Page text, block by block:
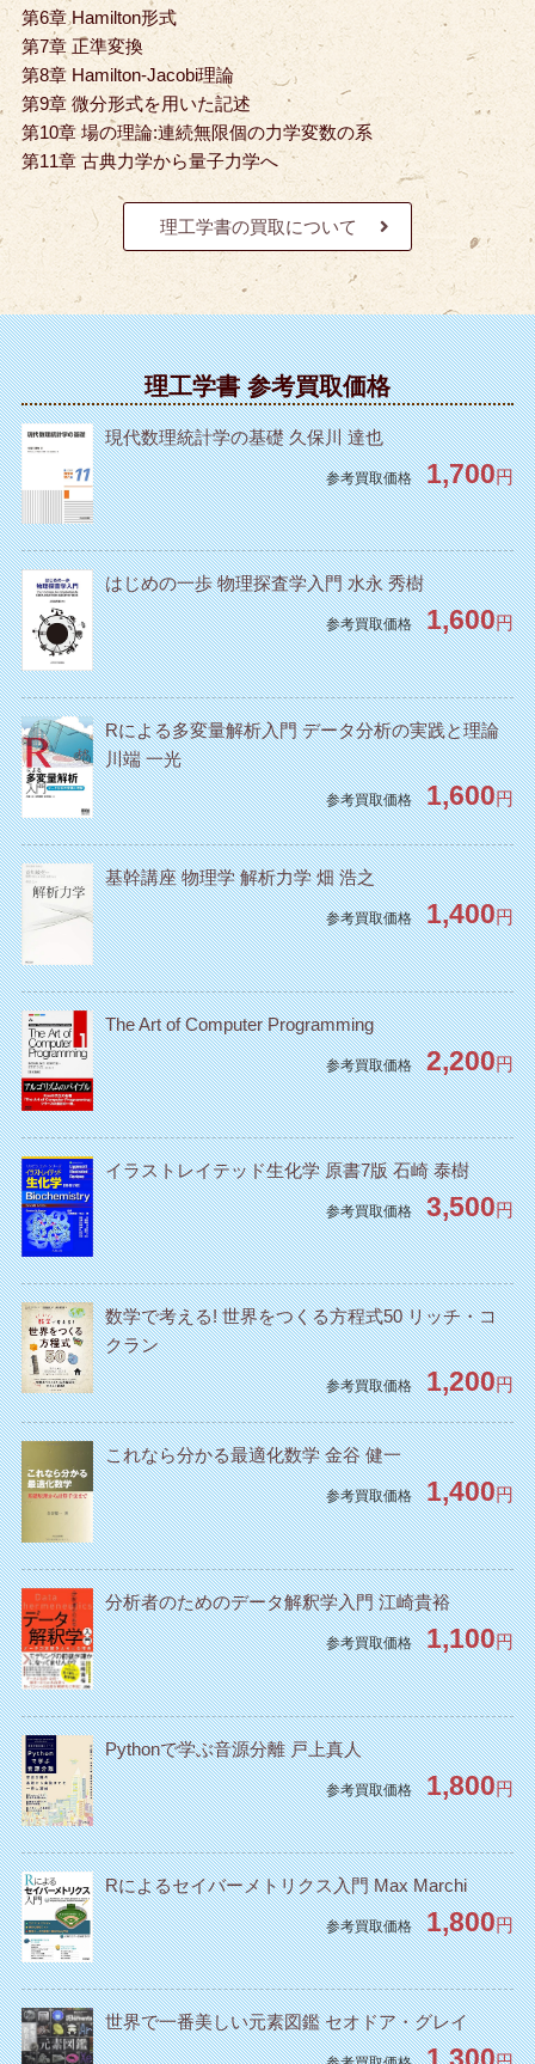
第6章 Hamilton形式
第7章 正準変換
第8章 Hamilton‐Jacobi理論
第9章 微分形式を用いた記述
第10章 場の理論:連続無限個の力学変数の系
第11章 古典力学から量子力学へ
理工学書の買取について
理工学書 参考買取価格
現代数理統計学の基礎 久保川 達也
参考買取価格 1,700円
はじめの一歩 物理探査学入門 水永 秀樹
参考買取価格 1,600円
Rによる多変量解析入門 データ分析の実践と理論
川端 一光
参考買取価格 1,600円
基幹講座 物理学 解析力学 畑 浩之
参考買取価格 1,400円
The Art of Computer Programming
参考買取価格 2,200円
イラストレイテッド生化学 原書7版 石崎 泰樹
参考買取価格 3,500円
数学で考える! 世界をつくる方程式50 リッチ・コ
クラン
参考買取価格 1,200円
これなら分かる最適化数学 金谷 健一
参考買取価格 1,400円
分析者のためのデータ解釈学入門 江崎貴裕
参考買取価格 1,100円
Pythonで学ぶ音源分離 戸上真人
参考買取価格 1,800円
Rによるセイバーメトリクス入門 Max Marchi
参考買取価格 1,800円
世界で一番美しい元素図鑑 セオドア・グレイ